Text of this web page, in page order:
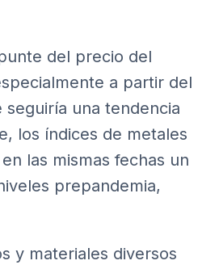
del precio del
a partir del
una tendencia
los índices de metales
las mismas fechas un
prepandemia,
y materiales diversos